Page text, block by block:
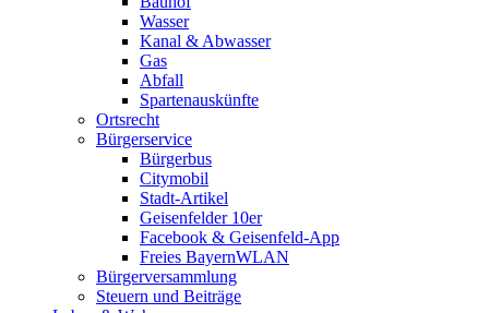
Wasser
Kanal & Abwasser
Gas
Abfall
Spartenauskünfte
Ortsrecht
Bürgerservice
Bürgerbus
Citymobil
Stadt-Artikel
Geisenfelder 10er
Facebook & Geisenfeld-App
Freies BayernWLAN
Bürgerversammlung
Steuern und Beiträge